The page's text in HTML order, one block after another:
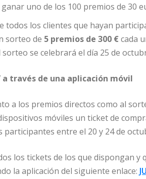
uno de los 100 premios de 30
todos los clientes que hayan
sorteo de 5 premios de 300 €cada
sorteo se celebrará el día 25 de
a través de una aplicación móvil
a los premios directos como al
móviles un ticket de
participantes entre el 20 y 24 de
los tickets de los que dispongan y
la aplicación del siguiente enlace: